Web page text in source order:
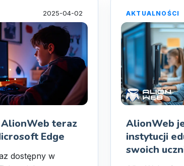
2025-04-02
teraz
Edge
dostępny w
AKTUALNOŚCI
AlionWeb
instytucji
swoich